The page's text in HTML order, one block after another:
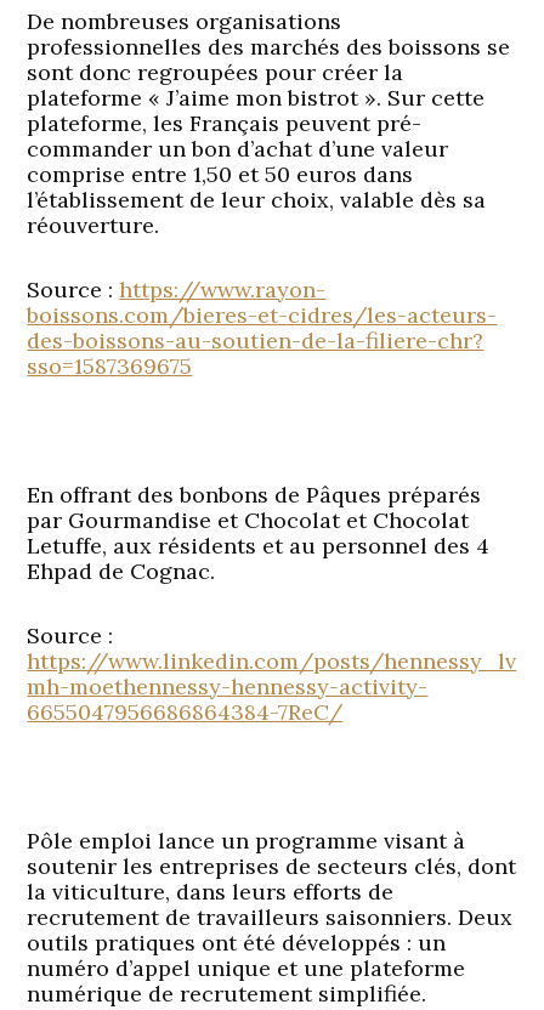
De nombreuses organisations
professionnelles des marchés des boissons se
sont donc regroupées pour créer la
plateforme « J’aime mon bistrot ». Sur cette
plateforme, les Français peuvent pré-
commander un bon d’achat d’une valeur
comprise entre 1,50 et 50 euros dans
l’établissement de leur choix, valable dès sa
réouverture.
Source :https://www.rayon-
boissons.com/bieres-et-cidres/les-acteurs-
des-boissons-au-soutien-de-la-filiere-chr?
sso=1587369675
En offrant des bonbons de Pâques préparés
par Gourmandise et Chocolat et Chocolat
Letuffe, aux résidents et au personnel des 4
Ehpad de Cognac.
Source :
https://www.linkedin.com/posts/hennessy_lv
mh-moethennessy-hennessy-activity-
6655047956686864384-7ReC/
Pôle emploi lance un programme visant à
soutenir les entreprises de secteurs clés, dont
la viticulture, dans leurs efforts de
recrutement de travailleurs saisonniers. Deux
outils pratiques ont été développés : un
numéro d’appel unique et une plateforme
numérique de recrutement simplifiée.